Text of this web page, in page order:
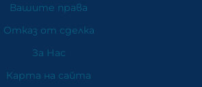
Вашите права
Отказ от сделка
За Нас
Карта на сайта